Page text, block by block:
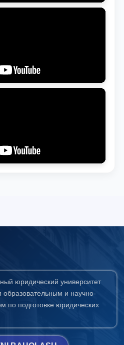
юридический университет
и научно-
по подготовке юридических